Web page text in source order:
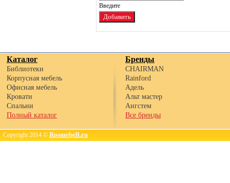
Каталог
Библиотеки
Корпусная мебель
Офисная мебель
Кровати
Спальни
Полный каталог
Бренды
CHAIRMAN
Rainford
Адель
Альт мастер
Ангстем
Все бренды
Copyright 2014 © Rosmebell.ru